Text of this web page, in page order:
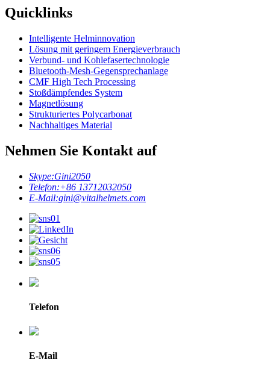
Quicklinks
Intelligente Helminnovation
Lösung mit geringem Energieverbrauch
Verbund- und Kohlefasertechnologie
Bluetooth-Mesh-Gegensprechanlage
CMF High Tech Processing
Stoßdämpfendes System
Magnetlösung
Strukturiertes Polycarbonat
Nachhaltiges Material
Nehmen Sie Kontakt auf
Skype:Gini2050
Telefon:+86 13712032050
E-Mail:gini@vitalhelmets.com
Telefon
E-Mail